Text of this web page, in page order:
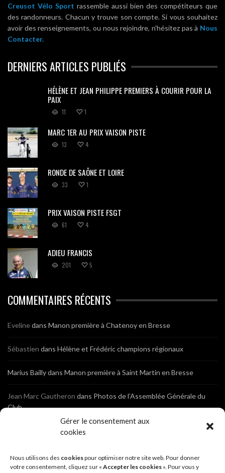
Gérer le consentement aux
cookies
Nous utilisons des cookiespour optimiser notre site web. Pour donner
votre consentement, cliquez sur « Accepter les cookies ». Pour vous y
Creusot Vélo Sport rassemble aussi bien des compétiteurs que
des randonneurs. Chacun y trouve son compte. Si vous souhaitez
avoir des renseignements, ou nous rejoindre, n'hésitez pas à Nous
Contacter.
DERNIERS ARTICLES PUBLIÉS
HÉLÈNE ET JEAN PHILIPPE PREMIERS À COURIR POUR LA
PAIX
11 1
MARC 1ER AU PRIX VAISON PISTE
13 4
RONDE DE SAÔNE ET LOIRE
33 1
PRIX VAISON PISTE FSGT
61 4
ADIEU FRANCIS
201 5
COMMENTAIRES RÉCENTS
Evelinedans Manon première à Chatenoy en Bresse
Sébastien dans Hélène et Frédéric champions régionaux
Marius Baillydans Manon première à Saint Martin en Bresse
Jean Marc Gautheron dans Photos de l’Assemblée Générale du
Club
Photos de l’Assemblée Générale du Club
Sébastien dans Cyclocross de Brochon (21)